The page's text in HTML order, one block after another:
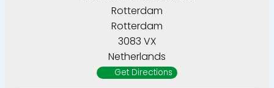
Rotterdam
Rotterdam
3083 VX
Netherlands
Get Directions